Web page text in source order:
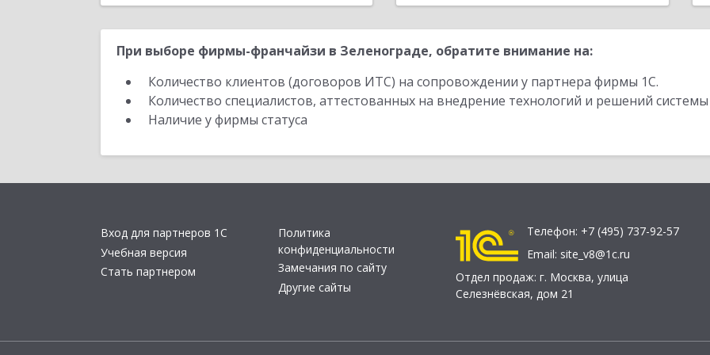
При выборе фирмы-франчайзи в Зеленограде, обратите внимание на:
Количество клиентов (договоров ИТС) на сопровождении у партнера фирмы 1С.
Количество специалистов, аттестованных на внедрение технологий и решений
Наличие у фирмы статуса
Вход для партнеров 1С
Учебная версия
Стать партнером
Политика
конфиденциальности
Замечания по сайту
Другие сайты
Телефон: +7 (495) 737-92-57
Email: site_v8@1c.ru
Отдел продаж: г. Москва, улица
Селезнёвская, дом 21